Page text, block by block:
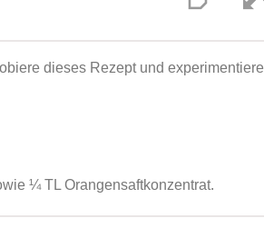
dieses Rezept und experimentiere
¼ TL Orangensaftkonzentrat.